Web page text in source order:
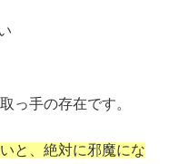
っ手の存在です。
と、絶対に邪魔にな